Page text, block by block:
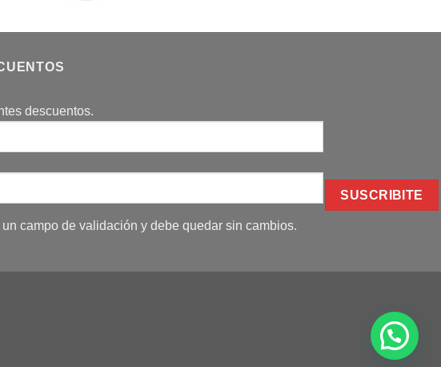
descuentos.
un campo de validación y debe quedar sin cambios.